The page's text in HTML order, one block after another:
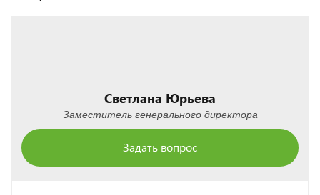
Светлана Юрьева
Заместитель генерального директора
Задать вопрос